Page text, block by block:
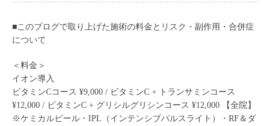
■このブログで取り上げた施術の料金とリスク・副作用・合併症
について
＜料金＞
イオン導入
ビタミンCコース ¥9,000 / ビタミンC + トランサミンコース
¥12,000 / ビタミンC + グリシルグリシンコース ¥12,000 【全院】
※ケミカルピール・IPL（インテンシブパルスライト）・RF＆ダ